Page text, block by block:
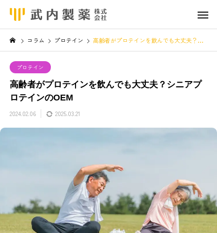
コラム プロテイン 高齢者がプロテインを飲んでも大丈夫？シニアプロテインのOEM
プロテイン
高齢者がプロテインを飲んでも大丈夫？シニアプ
ロテインのOEM
2024.02.06 2025.03.21